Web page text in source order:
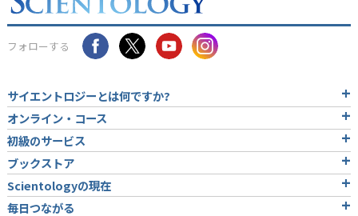
フォローする
サイエントロジーとは何ですか?
オンライン・コース
初級のサービス
ブックストア
Scientologyの現在
毎日つながる